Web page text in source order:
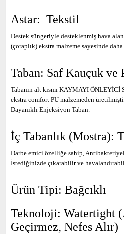
Astar: Tekstil
Destek süngeriyle desteklenmiş hava
(çoraplık) ekstra malzeme sayesinde
Taban: Saf Kauçuk ve
Tabanın alt kısmı KAYMAYI ÖNLEYİCİ
ekstra comfort PU malzemeden
Dayanıklı Enjeksiyon Taban.
İç Tabanlık (Mostra):
Darbe emici özelliğe sahip,
İstediğinizde çıkarabilir ve
Ürün Tipi: Bağcıklı
Teknoloji: Watertight
Geçirmez, Nefes Alır)